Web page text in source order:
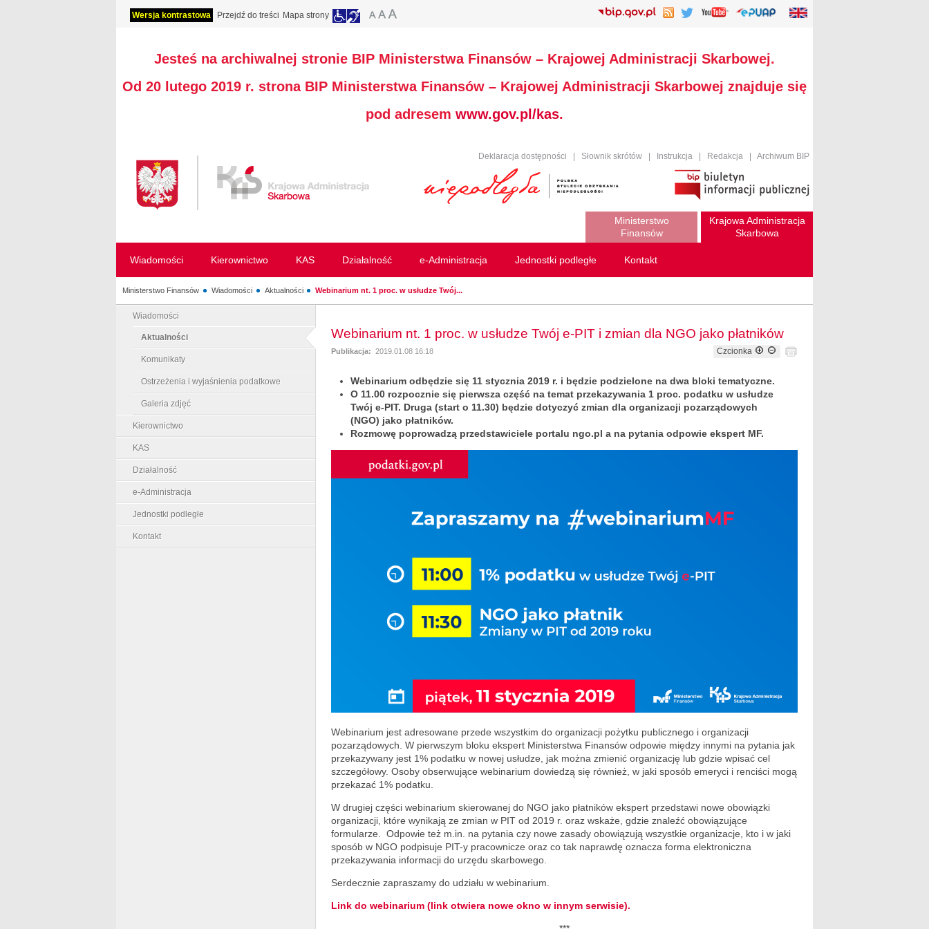
Wersja kontrastowa Przejdź do treści Mapa strony
Jesteś na archiwalnej stronie BIP Ministerstwa Finansów – Krajowej Administracji Skarbowej.
Od 20 lutego 2019 r. strona BIP Ministerstwa Finansów – Krajowej Administracji Skarbowej znajduje się
pod adresem www.gov.pl/kas.
Deklaracja dostępności Słownik skrótów Instrukcja Redakcja Archiwum BIP
Ministerstwo
Finansów
Krajowa Administracja
Skarbowa
Wiadomości Kierownictwo KAS Działalność e-Administracja Jednostki podległe Kontakt
Ministerstwo Finansów Wiadomości Aktualności Webinarium nt. 1 proc. w usłudze Twój...
Wiadomości
Aktualności
Komunikaty
Ostrzeżenia i wyjaśnienia podatkowe
Galeria zdjęć
Kierownictwo
KAS
Działalność
e-Administracja
Jednostki podległe
Kontakt
Webinarium nt. 1 proc. w usłudze Twój e-PIT i zmian dla NGO jako płatników
Publikacja: 2019.01.08 16:18 Czcionka
Webinarium odbędzie się 11 stycznia 2019 r. i będzie podzielone na dwa bloki tematyczne.
O 11.00 rozpocznie się pierwsza część na temat przekazywania 1 proc. podatku w usłudze
Twój e-PIT. Druga (start o 11.30) będzie dotyczyć zmian dla organizacji pozarządowych
(NGO) jako płatników.
Rozmowę poprowadzą przedstawiciele portalu ngo.pl a na pytania odpowie ekspert MF.
Webinarium jest adresowane przede wszystkim do organizacji pożytku publicznego i organizacji
pozarządowych. W pierwszym bloku ekspert Ministerstwa Finansów odpowie między innymi na pytania jak
przekazywany jest 1% podatku w nowej usłudze, jak można zmienić organizację lub gdzie wpisać cel
szczegółowy. Osoby obserwujące webinarium dowiedzą się również, w jaki sposób emeryci i renciści mogą
przekazać 1% podatku.
W drugiej części webinarium skierowanej do NGO jako płatników ekspert przedstawi nowe obowiązki
organizacji, które wynikają ze zmian w PIT od 2019 r. oraz wskaże, gdzie znaleźć obowiązujące
formularze. Odpowie też m.in. na pytania czy nowe zasady obowiązują wszystkie organizacje, kto i w jaki
sposób w NGO podpisuje PIT-y pracownicze oraz co tak naprawdę oznacza forma elektroniczna
przekazywania informacji do urzędu skarbowego.
Serdecznie zapraszamy do udziału w webinarium.
Link do webinarium (link otwiera nowe okno w innym serwisie).